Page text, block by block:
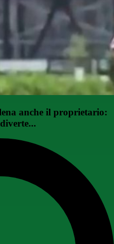
anche il proprietario: